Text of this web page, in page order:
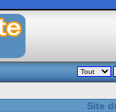
Site